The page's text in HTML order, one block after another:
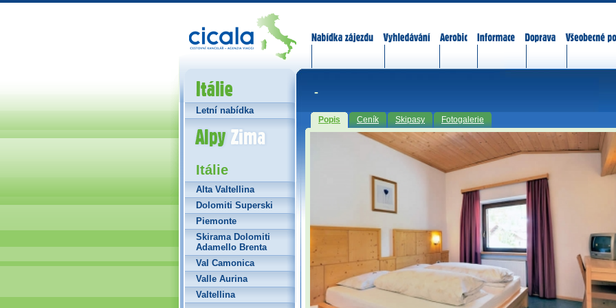
-
Popis Ceník Skipasy Fotogalerie
Itálie
Letní nabídka
Alpy Zima
Itálie
Alta Valtellina
Dolomiti Superski
Piemonte
Skirama Dolomiti
Adamello Brenta
Val Camonica
Valle Aurina
Valtellina